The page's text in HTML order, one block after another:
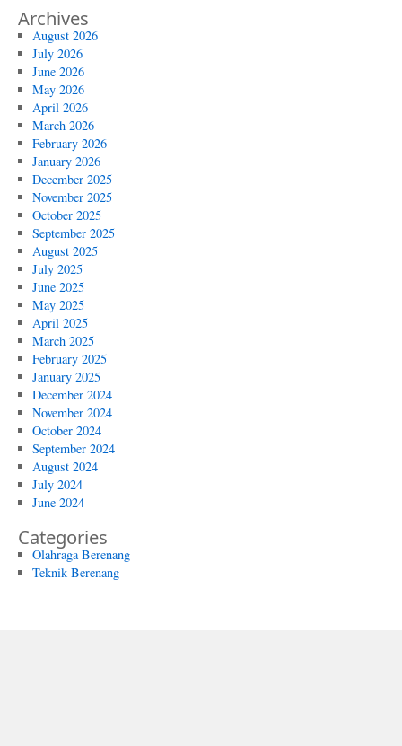
Archives
August 2026
July 2026
June 2026
May 2026
April 2026
March 2026
February 2026
January 2026
December 2025
November 2025
October 2025
September 2025
August 2025
July 2025
June 2025
May 2025
April 2025
March 2025
February 2025
January 2025
December 2024
November 2024
October 2024
September 2024
August 2024
July 2024
June 2024
Categories
Olahraga Berenang
Teknik Berenang